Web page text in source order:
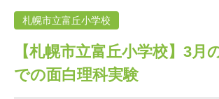
設立趣意書
沿革 40年史デジ
中谷財団事業紹介
神戸賞 長期大型
中谷財団動画紹介
その他情報
札幌市立富丘小学校
【札幌市立富丘小学校】3月
での面白理科実験